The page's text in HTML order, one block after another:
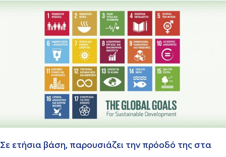
Σε ετήσια βάση, παρουσιάζει την πρόοδό της στα